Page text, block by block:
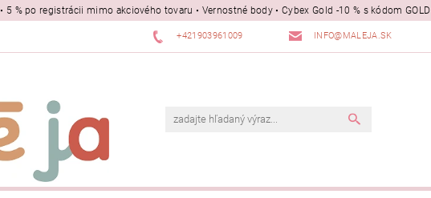
% po registrácii mimo akciového tovaru • Vernostné body • Cybex Gold -10 % s kódom GOLD
+421903961009 INFO@MALEJA.SK